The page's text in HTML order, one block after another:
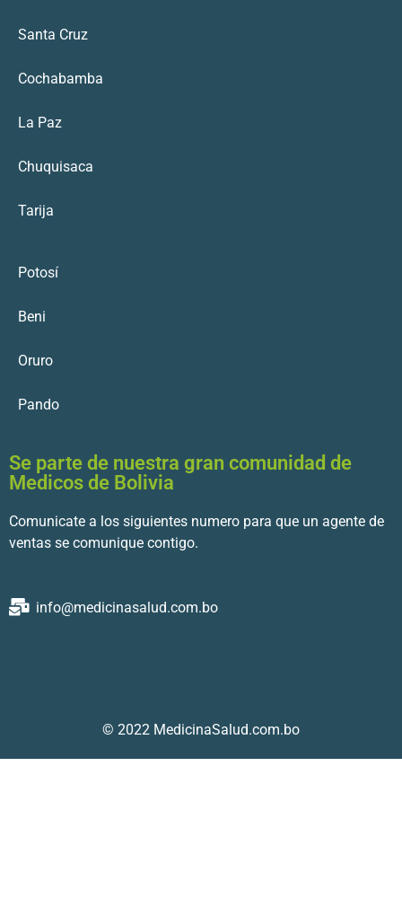
Santa Cruz
Cochabamba
La Paz
Chuquisaca
Tarija
Potosí
Beni
Oruro
Pando
Se parte de nuestra gran comunidad de
Medicos de Bolivia
Comunicate a los siguientes numero para que un agente de
ventas se comunique contigo.
info@medicinasalud.com.bo
© 2022 MedicinaSalud.com.bo